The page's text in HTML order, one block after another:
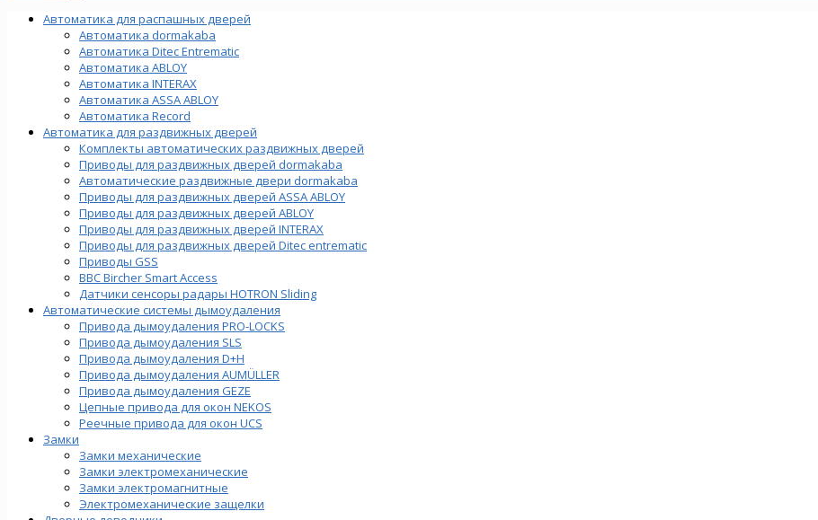
Автоматика для распашных дверей
Автоматика dormakaba
Автоматика Ditec Entrematic
Автоматика ABLOY
Автоматика INTERAX
Автоматика ASSA ABLOY
Автоматика Record
Автоматика для раздвижных дверей
Комплекты автоматических раздвижных дверей
Приводы для раздвижных дверей dormakaba
Автоматические раздвижные двери dormakaba
Приводы для раздвижных дверей ASSA ABLOY
Приводы для раздвижных дверей ABLOY
Приводы для раздвижных дверей INTERAX
Приводы для раздвижных дверей Ditec entrematic
Приводы GSS
BBC Bircher Smart Access
Датчики сенсоры радары HOTRON Sliding
Автоматические системы дымоудаления
Привода дымоудаления PRO-LOCKS
Привода дымоудаления SLS
Привода дымоудаления D+H
Привода дымоудаления AUMÜLLER
Привода дымоудаления GEZE
Цепные привода для окон NEKOS
Реечные привода для окон UСS
Замки
Замки механические
Замки электромеханические
Замки электромагнитные
Электромеханические защелки